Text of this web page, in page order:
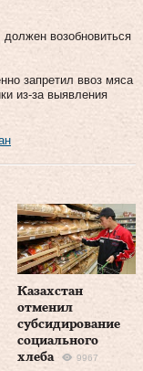
должен возобновиться
запретил ввоз мяса
из-за выявления
Казахстан
отменил
субсидирование
социального
хлеба
9967